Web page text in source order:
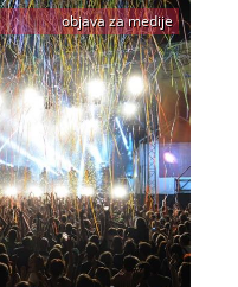
objava za medije